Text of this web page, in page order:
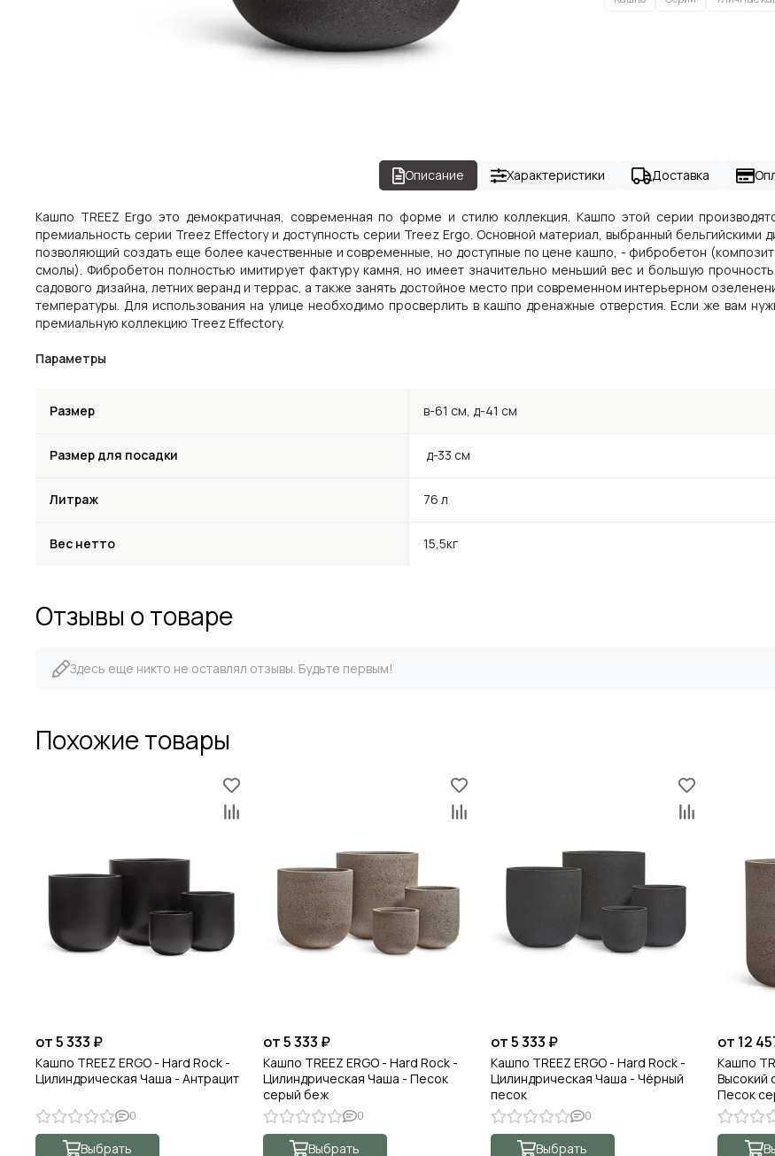
Описание Характеристики Доставка
Кашпо TREEZ Ergo это демократичная, современная по форме и стилю коллекция. Кашпо этой серии
премиальность серии Treez Effectory и доступность серии Treez Ergo. Основной материал, выбранный бельгийскими
позволяющий создать еще более качественные и современные, но доступные по цене кашпо, - фибробетон
смолы). Фибробетон полностью имитирует фактуру камня, но имеет значительно меньший вес и большую
садового дизайна, летних веранд и террас, а также занять достойное место при современном интерьерном
температуры. Для использования на улице необходимо просверлить в кашпо дренажные отверстия. Если же вам
премиальную коллекцию Treez Effectory.
Параметры
Размер в-61 см, д-41 см
Размер для посадки д-33 см
Литраж 76 л
Вес нетто 15,5кг
Отзывы о товаре
Здесь еще никто не оставлял отзывы. Будьте первым!
Похожие товары
от 5 333 ₽
Кашпо TREEZ ERGO - Hard Rock -
Цилиндрическая Чаша - Антрацит
0
Выбрать
от 5 333 ₽
Кашпо TREEZ ERGO - Hard Rock -
Цилиндрическая Чаша - Песок
серый беж
0
Выбрать
от 5 333 ₽
Кашпо TREEZ ERGO - Hard Rock -
Цилиндрическая Чаша - Чёрный
песок
0
Выбрать
от 12
Кашпо
Высокий
Песок